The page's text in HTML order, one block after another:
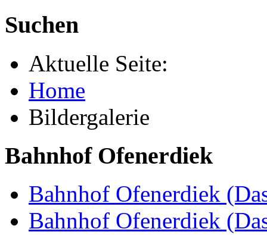
Suchen
Aktuelle Seite:
Home
Bildergalerie
Bahnhof Ofenerdiek
Bahnhof Ofenerdiek
Bahnhof Ofenerdiek